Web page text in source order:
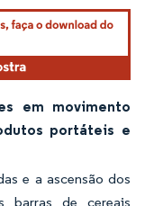
em movimento
portáteis e
e a ascensão dos
barras de cereais